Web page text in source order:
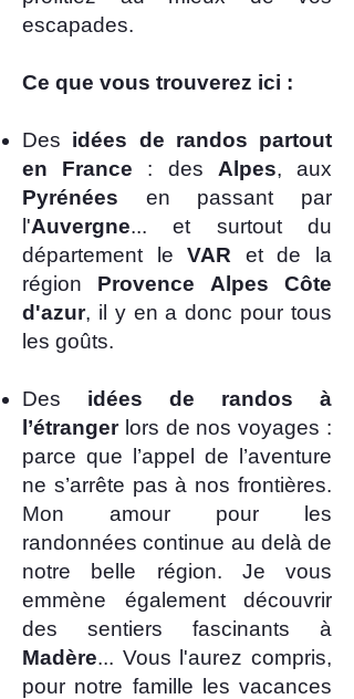
escapades.
Ce que vous trouverez ici :
​Des idées de randos partout
en France : des Alpes, aux
Pyrénées en passant par
l'Auvergne... et surtout du
département leVAR et de la
région Provence Alpes Côte
d'azur, il y en a donc pour tous
les goûts.
Des idées de randos à
l’étrangerlors de nos voyages :
parce que l’appel de l’aventure
ne s’arrête pas à nos frontières.
Mon amour pour les
randonnées continue au delà de
notre belle région. Je vous
emmène également découvrir
des sentiers fascinants à
Madère... Vous l'aurez compris,
pour notre famille les vacances